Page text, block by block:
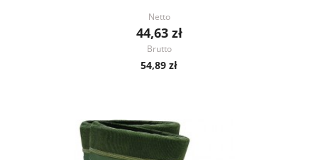
Netto
44,63 zł
Brutto
54,89 zł